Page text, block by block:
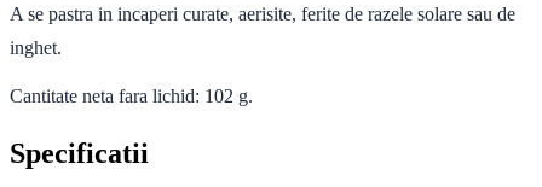
A se pastra in incaperi curate, aerisite, ferite de razele solare sau de
inghet.
Cantitate neta fara lichid: 102 g.
Specificatii